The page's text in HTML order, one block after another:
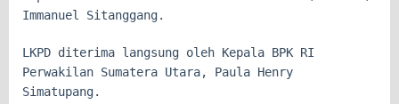
Immanuel Sitanggang.
LKPD diterima langsung oleh Kepala BPK RI
Perwakilan Sumatera Utara, Paula Henry
Simatupang.